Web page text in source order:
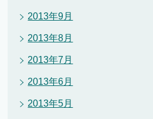
2013年9月
2013年8月
2013年7月
2013年6月
2013年5月